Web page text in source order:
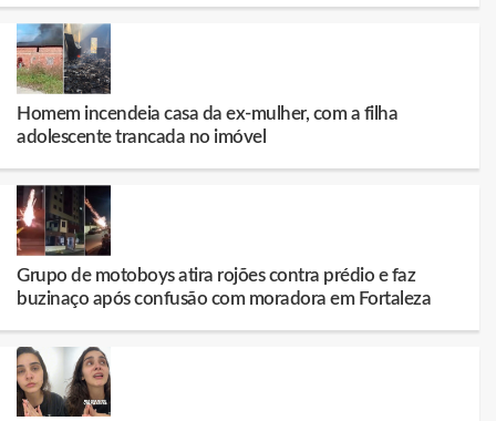
Homem incendeia casa da ex-mulher, com a filha
adolescente trancada no imóvel
Grupo de motoboys atira rojões contra prédio e faz
buzinaço após confusão com moradora em Fortaleza